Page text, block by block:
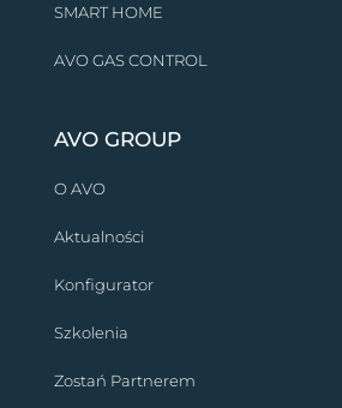
SMART HOME
AVO GAS CONTROL
AVO GROUP
O AVO
Aktualności
Konfigurator
Szkolenia
Zostań Partnerem